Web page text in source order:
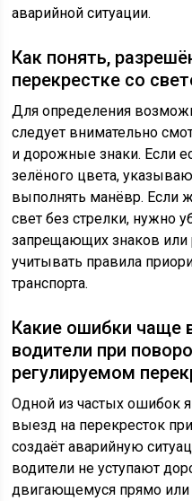
аварийной ситуации.
Как понять,
перекрестке со
Для определения
следует внимательно
и дорожные знаки. Если
зелёного цвета,
выполнять манёвр. Если
свет без стрелки, нужно
запрещающих знаков
учитывать правила
транспорта.
Какие ошибки чаще
водители при
регулируемом
Одной из частых ошибок
выезд на перекресток
создаёт аварийную
водители не уступают
двигающемуся прямо или